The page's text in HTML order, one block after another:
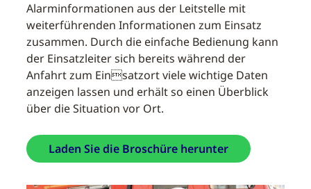
Alarminformationen aus der Leitstelle mit
weiterführenden Informationen zum Einsatz
zusammen. Durch die einfache Bedienung kann
der Einsatzleiter sich bereits während der
Anfahrt zum Einsatzort viele wichtige Daten
anzeigen lassen und erhält so einen Überblick
über die Situation vor Ort.
Laden Sie die Broschüre herunter